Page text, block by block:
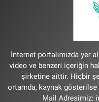
İnternet portalımızda yer
video ve benzeri içeriğin
şirketine aittir. Hiçbir
ortamda, kaynak gösterilse
Mail Adresimiz: